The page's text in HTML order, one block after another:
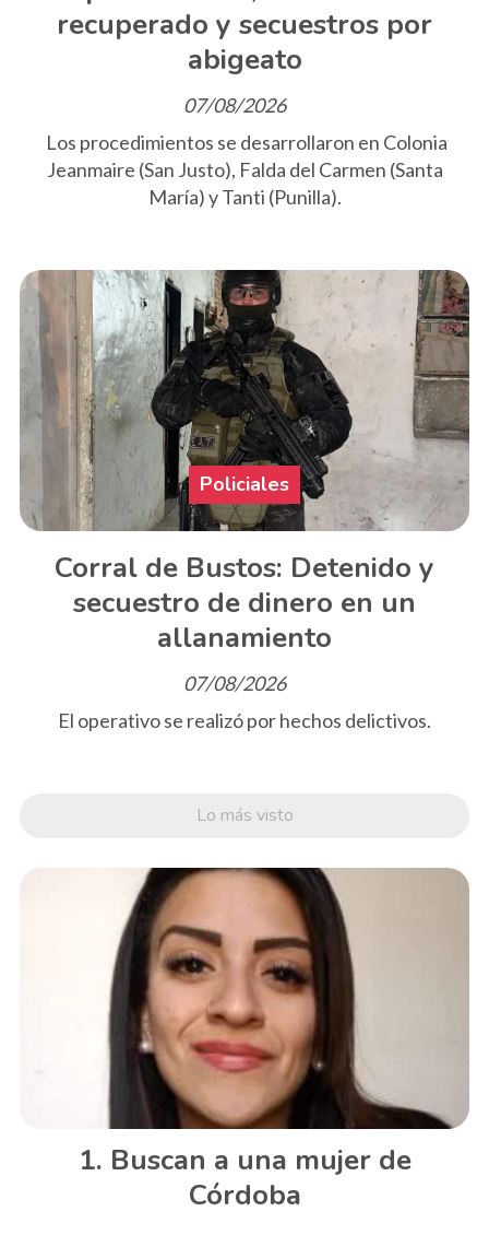
recuperado y secuestros por
abigeato
07/08/2026
Los procedimientos se desarrollaron en Colonia
Jeanmaire (San Justo), Falda del Carmen (Santa
María) y Tanti (Punilla).
Corral de Bustos: Detenido y
secuestro de dinero en un
allanamiento
Policiales
07/08/2026
El operativo se realizó por hechos delictivos.
Lo más visto
Buscan a una mujer de
Córdoba